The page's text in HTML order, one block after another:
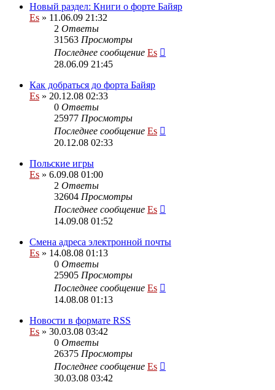
Новый раздел: Книги о форте Байяр
Es » 11.06.09 21:32
2 Ответы
31563 Просмотры
Последнее сообщение Es
28.06.09 21:45
Как добраться до форта Байяр
Es » 20.12.08 02:33
0 Ответы
25977 Просмотры
Последнее сообщение Es
20.12.08 02:33
Польские игры
Es » 6.09.08 01:00
2 Ответы
32604 Просмотры
Последнее сообщение Es
14.09.08 01:52
Смена адреса электронной почты
Es » 14.08.08 01:13
0 Ответы
25905 Просмотры
Последнее сообщение Es
14.08.08 01:13
Новости в формате RSS
Es » 30.03.08 03:42
0 Ответы
26375 Просмотры
Последнее сообщение Es
30.03.08 03:42